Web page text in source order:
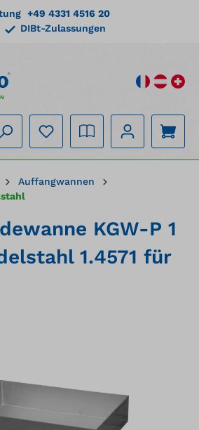
+49 4331 4516 20
DIBt-Zulassungen
Auffangwannen
KGW-P 1
1.4571 für